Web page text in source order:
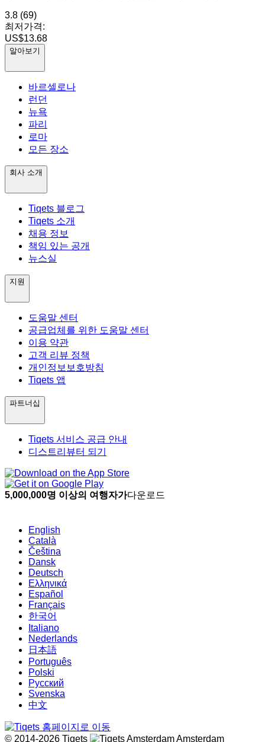
3.8 (69)
최저가격:
US$13.68
알아보기
바르셀로나
런던
뉴욕
파리
로마
모든 장소
회사 소개
Tiqets 블로그
Tiqets 소개
채용 정보
책임 있는 공개
뉴스실
지원
도움말 센터
공급업체를 위한 도움말 센터
이용 약관
고객 리뷰 정책
개인정보보호방침
Tiqets 앱
파트너십
Tiqets 서비스 공급 안내
디스트리뷰터 되기
5,000,000명 이상의 여행자가다운로드
English
Català
Čeština
Dansk
Deutsch
Ελληνικά
Español
Français
한국어
Italiano
Nederlands
日本語
Português
Polski
Русский
Svenska
中文
© 2014-2026 Tiqets Amsterdam